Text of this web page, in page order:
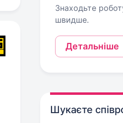
Знаходьте
швидше.
Детальніше
Шукаєте